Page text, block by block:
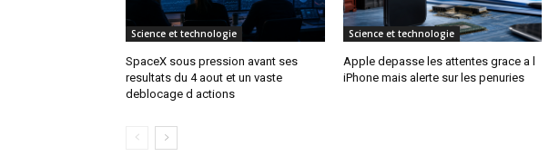
Science et technologie
SpaceX sous pression avant ses
resultats du 4 aout et un vaste
deblocage d actions
Science et technologie
Apple depasse les attentes grace a l
iPhone mais alerte sur les penuries